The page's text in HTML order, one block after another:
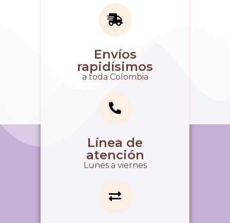
Envíos
rapidísimos
a toda Colombia
Línea de
atención
Lunes a viernes